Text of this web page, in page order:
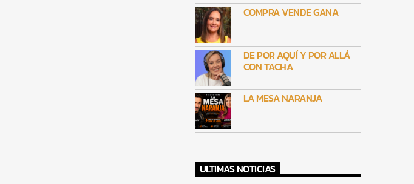
COMPRA VENDE GANA
DE POR AQUÍ Y POR ALLÁ
CON TACHA
LA MESA NARANJA
ULTIMAS NOTICIAS